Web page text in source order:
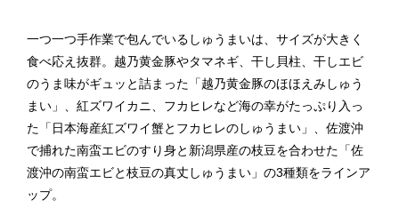
一つ一つ手作業で包んでいるしゅうまいは、サイズが大きく
食べ応え抜群。越乃黄金豚やタマネギ、干し貝柱、干しエビ
のうま味がギュッと詰まった「越乃黄金豚のほほえみしゅう
まい」、紅ズワイカニ、フカヒレなど海の幸がたっぷり入っ
た「日本海産紅ズワイ蟹とフカヒレのしゅうまい」、佐渡沖
で捕れた南蛮エビのすり身と新潟県産の枝豆を合わせた「佐
渡沖の南蛮エビと枝豆の真丈しゅうまい」の3種類をラインア
ップ。